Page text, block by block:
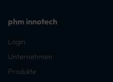
phm innotech
Login
Unternehmen
Produkte